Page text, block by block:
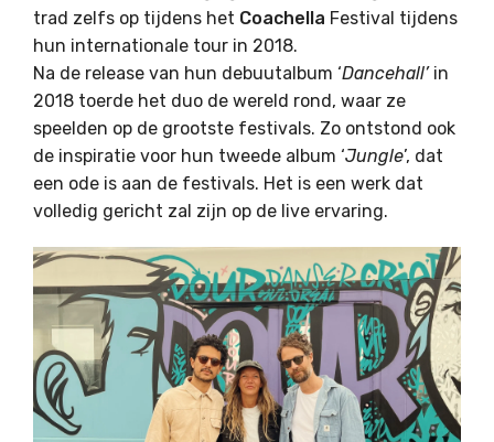
trad zelfs op tijdens het Coachella Festival tijdens
hun internationale tour in 2018.
Na de release van hun debuutalbum ‘Dancehall’in
2018 toerde het duo de wereld rond, waar ze
speelden op de grootste festivals. Zo ontstond ook
de inspiratie voor hun tweede album ‘Jungle’, dat
een ode is aan de festivals. Het is een werk dat
volledig gericht zal zijn op de live ervaring.